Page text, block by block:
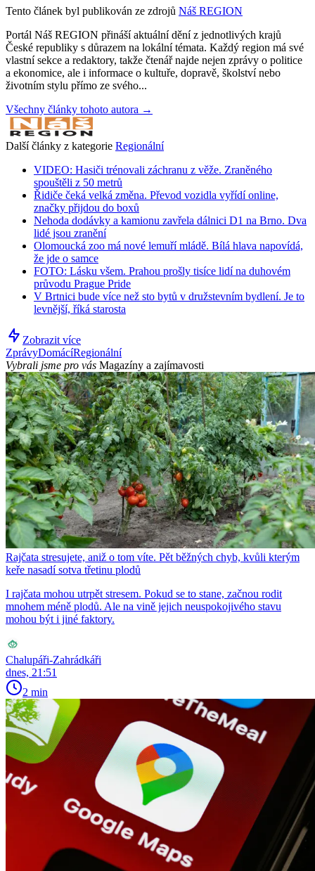
Tento článek byl publikován ze zdrojů Náš REGION
Portál Náš REGION přináší aktuální dění z jednotlivých krajů
České republiky s důrazem na lokální témata. Každý region má své
vlastní sekce a redaktory, takže čtenář najde nejen zprávy o politice
a ekonomice, ale i informace o kultuře, dopravě, školství nebo
životním stylu přímo ze svého...
Všechny články tohoto autora →
Další články z kategorie Regionální
VIDEO: Hasiči trénovali záchranu z věže. Zraněného
spouštěli z 50 metrů
Řidiče čeká velká změna. Převod vozidla vyřídí online,
značky přijdou do boxů
Nehoda dodávky a kamionu zavřela dálnici D1 na Brno. Dva
lidé jsou zranění
Olomoucká zoo má nové lemuří mládě. Bílá hlava napovídá,
že jde o samce
FOTO: Lásku všem. Prahou prošly tisíce lidí na duhovém
průvodu Prague Pride
V Brtnici bude více než sto bytů v družstevním bydlení. Je to
levnější, říká starosta
Zobrazit více
ZprávyDomácíRegionální
Vybrali jsme pro vás Magazíny a zajímavosti
Rajčata stresujete, aniž o tom víte. Pět běžných chyb, kvůli kterým
keře nasadí sotva třetinu plodů
I rajčata mohou utrpět stresem. Pokud se to stane, začnou rodit
mnohem méně plodů. Ale na vině jejich neuspokojivého stavu
mohou být i jiné faktory.
Chalupáři-Zahrádkáři
dnes, 21:51
2 min